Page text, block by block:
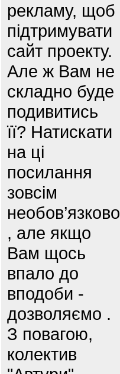
рекламу, щоб
підтримувати
сайт проекту.
Але ж Вам не
складно буде
подивитись
її? Натискати
на ці
посилання
зовсім
необов’язково
, але якщо
Вам щось
впало до
вподоби -
дозволяємо .
З повагою,
колектив